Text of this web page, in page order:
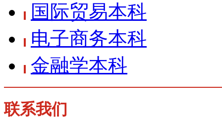
国际贸易本科
电子商务本科
金融学本科
联系我们